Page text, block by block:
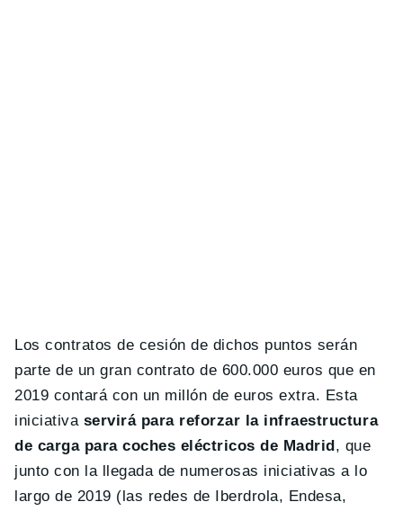
Los contratos de cesión de dichos puntos serán
parte de un gran contrato de 600.000 euros que en
2019 contará con un millón de euros extra. Esta
iniciativa servirá para reforzar la infraestructura
de carga para coches eléctricos de Madrid, que
junto con la llegada de numerosas iniciativas a lo
largo de 2019 (las redes de Iberdrola, Endesa,